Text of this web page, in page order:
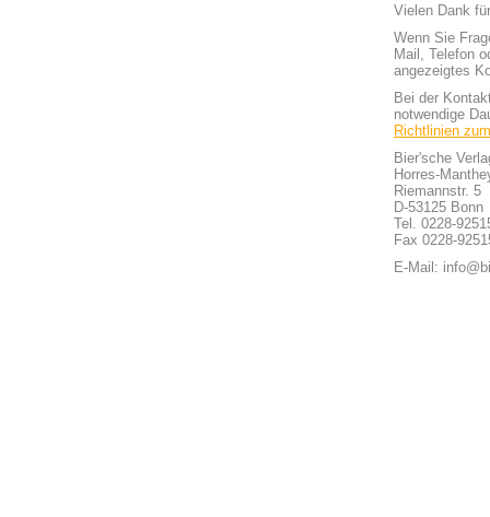
Vielen Dank
Wenn Sie
Mail, Telefon
angezeigtes
Bei der
notwendige
Richtlinien
Bier'sche
Horres-
Riemannstr. 5
D-53125 Bonn
Tel. 0228-
Fax 0228-
E-Mail: